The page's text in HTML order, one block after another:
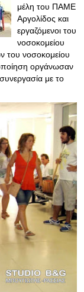
μέλη του ΠΑΜΕ
Αργολίδος και
εργαζόμενοι του
νοσοκομείου
του νοσοκομείου
οργάνωσαν
με το